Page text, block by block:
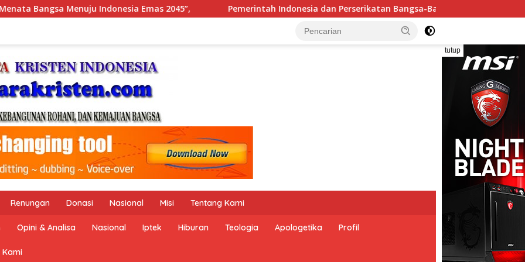
Pemerintah Indonesia dan Perserikatan Bangsa-Bangsa Peringati Hari Dunia Anti Perdagangan Orang 2026
tutup
Renungan Donasi Nasional Misi Tentang Kami
Opini & Analisa Nasional Iptek Hiburan Teologia Apologetika Profil
Kami